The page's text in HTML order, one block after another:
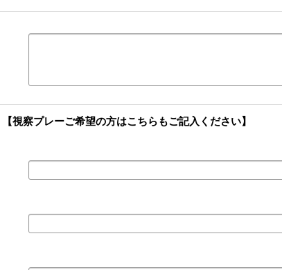
【視察プレーご希望の方はこちらもご記入ください】